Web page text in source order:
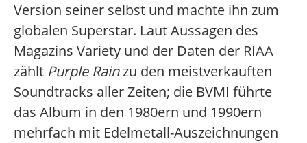
Version seiner selbst und machte ihn zum
globalen Superstar. Laut Aussagen des
Magazins Variety und der Daten der RIAA
zählt Purple Rainzu den meistverkauften
Soundtracks aller Zeiten; die BVMI führte
das Album in den 1980ern und 1990ern
mehrfach mit Edelmetall-Auszeichnungen